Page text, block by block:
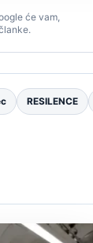
će vam,
RESILENCE